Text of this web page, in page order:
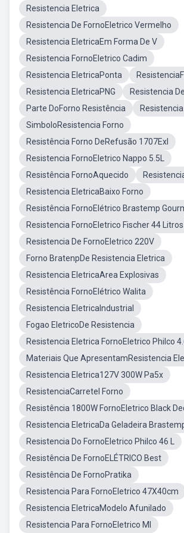
Resistencia Eletrica
Resistencia De FornoEletrico Vermelho
Resistencia EletricaEm Forma De V
Resistencia FornoEletrico Cadim
Resistencia EletricaPonta
Resistencia EletricaPNG
Resistencia
Parte DoForno Resistência
SimboloResistencia Forno
Resistência Forno DeRefusão 1707Exl
Resistencia FornoEletrico Nappo 5.5L
Resistência FornoAquecido
Resistencia EletricaBaixo Forno
Resistência FornoElétrico Brastemp
Resistencia FornoEletrico Fischer 44 Litros
Resistencia De FornoEletrico 220V
Forno BratenpDe Resistencia Eletrica
Resistencia EletricaArea Explosivas
Resistência FornoElétrico Walita
Resistencia EletricaIndustrial
Fogao EletricoDe Resistencia
Resistencia Eletrica FornoEletrico Philco
Materiais Que ApresentamResistencia
Resistencia Eletrica127V 300W Pa5x
ResistenciaCarretel Forno
Resistência 1800W FornoEletrico Black
Resistencia EletricaDa Geladeira
Resistencia Do FornoEletrico Philco 46 L
Resistência De FornoELÉTRICO Best
Resistência De FornoPratika
Resistencia Para FornoEletrico 47X40cm
Resistencia EletricaModelo Afunilado
Resistencia Para FornoEletrico Ml